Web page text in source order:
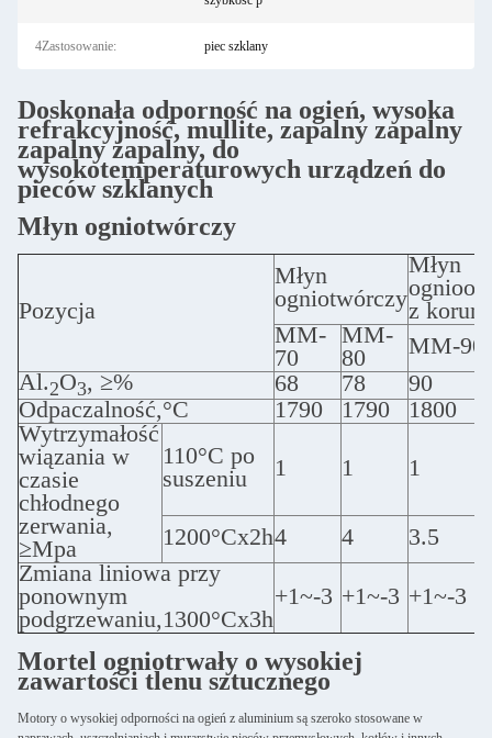
4Zastosowanie: piec szklany
Doskonała odporność na ogień, wysoka
refrakcyjność, mullite, zapalny zapalny
zapalny zapalny, do
wysokotemperaturowych urządzeń do
pieców szklanych
Młyn ogniotwórczy
Pozycja
Młyn
ogniotwórczy
Młyn
z
MM-
70
MM-
80
MM-90
Al.2O3, ≥% 68 78
90
Odpaczalność,°C
1790 1790
1800
Wytrzymałość
wiązania w
czasie
chłodnego
zerwania,
≥Mpa
110°C po
suszeniu
1 1 1
1200°Cx2h4 4
3.5
Zmiana liniowa przy
ponownym
podgrzewaniu,1300°Cx3h
+1~-3 +1~-3 +1~-3
Mortel ogniotrwały o wysokiej
zawartości tlenu sztucznego
Motory o wysokiej odporności na ogień z aluminium są szeroko stosowane w